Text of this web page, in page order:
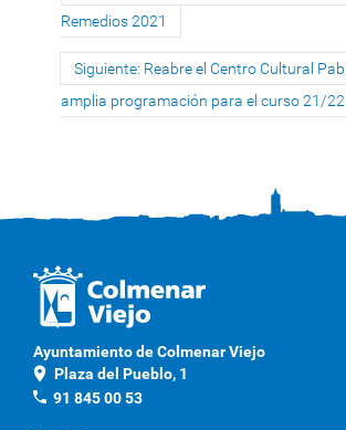
Remedios 2021
Siguiente: Reabre el Centro Cultural
amplia programación para el curso 21/22
Ayuntamiento de Colmenar Viejo
location_on Plaza del Pueblo, 1
phone 91 845 00 53